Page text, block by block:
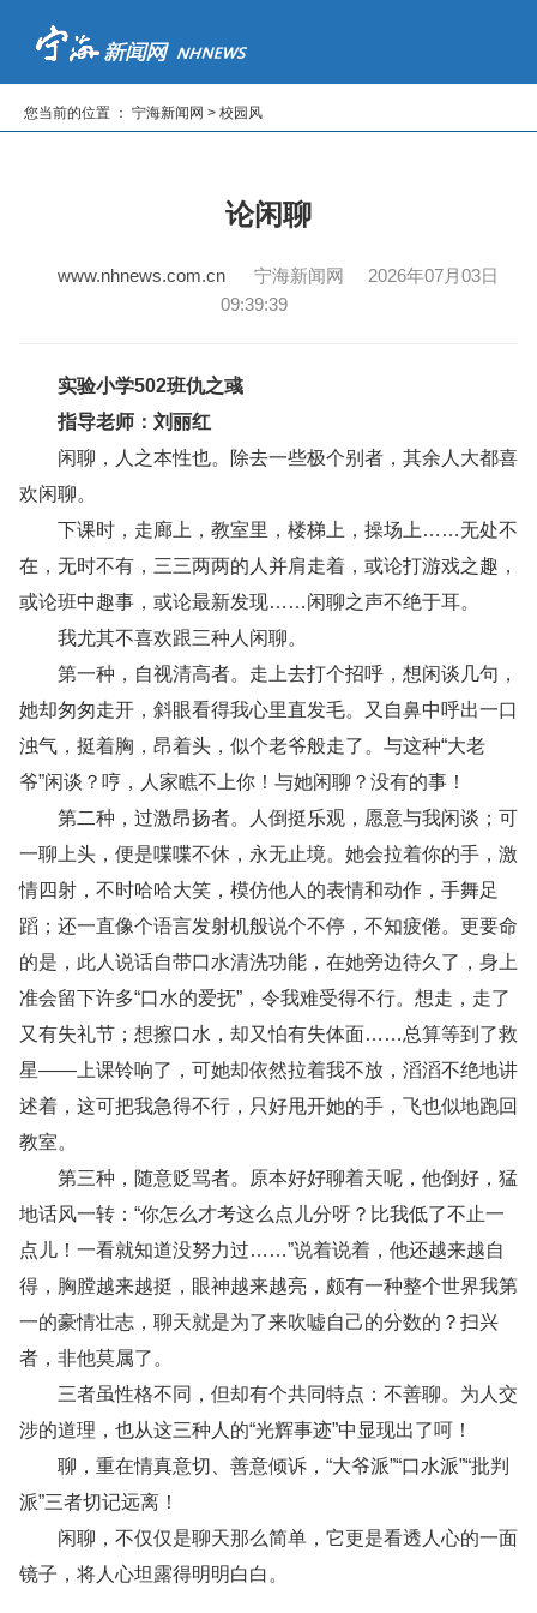
首页 | 新闻 | 专题 | 读报纸
您当前的位置 ： 宁海新闻网 > 校园风
论闲聊
www.nhnews.com.cn宁海新闻网 2026年07月03日
09:39:39
实验小学502班仇之彧
指导老师：刘丽红
闲聊，人之本性也。除去一些极个别者，其余人大都喜
欢闲聊。
下课时，走廊上，教室里，楼梯上，操场上……无处不
在，无时不有，三三两两的人并肩走着，或论打游戏之趣，
或论班中趣事，或论最新发现……闲聊之声不绝于耳。
我尤其不喜欢跟三种人闲聊。
第一种，自视清高者。走上去打个招呼，想闲谈几句，
她却匆匆走开，斜眼看得我心里直发毛。又自鼻中呼出一口
浊气，挺着胸，昂着头，似个老爷般走了。与这种“大老
爷”闲谈？哼，人家瞧不上你！与她闲聊？没有的事！
第二种，过激昂扬者。人倒挺乐观，愿意与我闲谈；可
一聊上头，便是喋喋不休，永无止境。她会拉着你的手，激
情四射，不时哈哈大笑，模仿他人的表情和动作，手舞足
蹈；还一直像个语言发射机般说个不停，不知疲倦。更要命
的是，此人说话自带口水清洗功能，在她旁边待久了，身上
准会留下许多“口水的爱抚”，令我难受得不行。想走，走了
又有失礼节；想擦口水，却又怕有失体面……总算等到了救
星——上课铃响了，可她却依然拉着我不放，滔滔不绝地讲
述着，这可把我急得不行，只好甩开她的手，飞也似地跑回
教室。
第三种，随意贬骂者。原本好好聊着天呢，他倒好，猛
地话风一转：“你怎么才考这么点儿分呀？比我低了不止一
点儿！一看就知道没努力过……”说着说着，他还越来越自
得，胸膛越来越挺，眼神越来越亮，颇有一种整个世界我第
一的豪情壮志，聊天就是为了来吹嘘自己的分数的？扫兴
者，非他莫属了。
三者虽性格不同，但却有个共同特点：不善聊。为人交
涉的道理，也从这三种人的“光辉事迹”中显现出了呵！
聊，重在情真意切、善意倾诉，“大爷派”“口水派”“批判
派”三者切记远离！
闲聊，不仅仅是聊天那么简单，它更是看透人心的一面
镜子，将人心坦露得明明白白。